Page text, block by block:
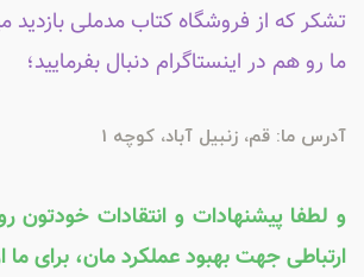
تشکر که از فروشگاه کتاب مدملی بازدید
ما رو هم در اینستاگرام دنبال بفرمایید؛
آدرس ما: قم، زنبیل آباد، کوچه 1
و لطفا پیشنهادات و انتقادات خودتون
ارتباطی جهت بهبود عملکرد مان، برای ما